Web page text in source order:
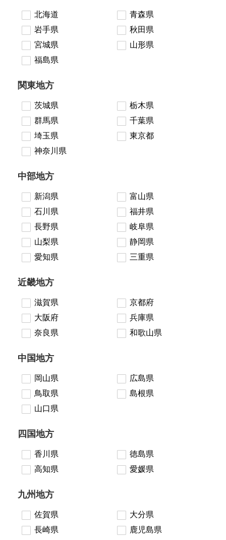
北海道
青森県
岩手県
秋田県
宮城県
山形県
福島県
関東地方
茨城県
栃木県
群馬県
千葉県
埼玉県
東京都
神奈川県
中部地方
新潟県
富山県
石川県
福井県
長野県
岐阜県
山梨県
静岡県
愛知県
三重県
近畿地方
滋賀県
京都府
大阪府
兵庫県
奈良県
和歌山県
中国地方
岡山県
広島県
鳥取県
島根県
山口県
四国地方
香川県
徳島県
高知県
愛媛県
九州地方
佐賀県
大分県
長崎県
鹿児島県